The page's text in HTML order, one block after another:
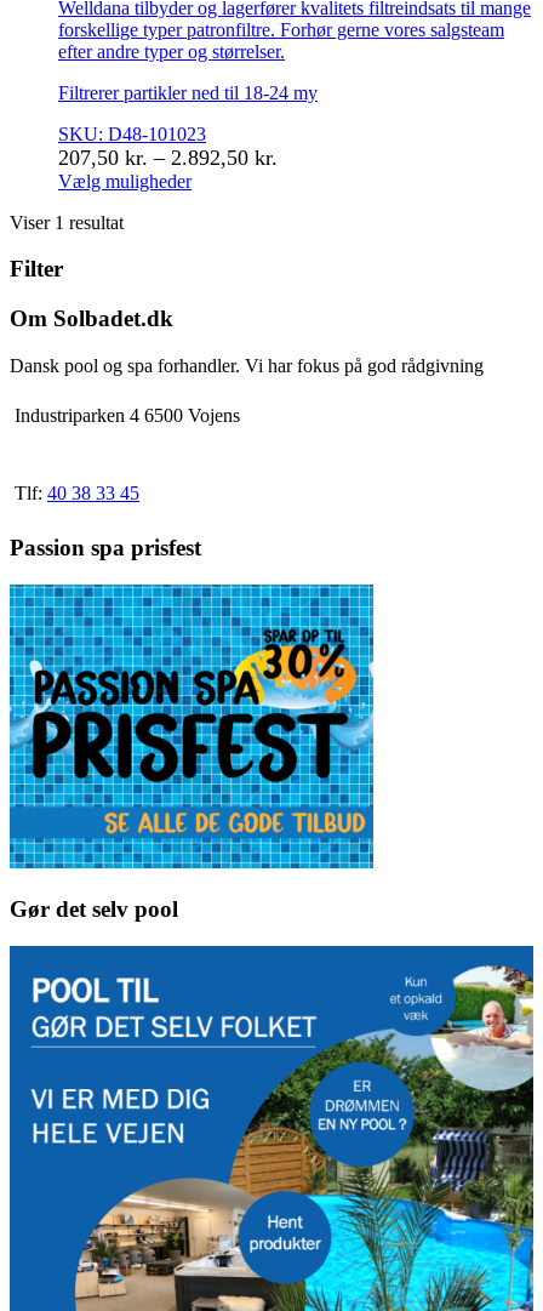
Welldana tilbyder og lagerfører kvalitets filtreindsats til mange
forskellige typer patronfiltre. Forhør gerne vores salgsteam
efter andre typer og størrelser.
Filtrerer partikler ned til 18-24 my
SKU: D48-101023
207,50 kr. – 2.892,50 kr.
Vælg muligheder
vare
flere
Mulighederne
kan
vælges
på
Viser 1 resultat
Filter
Om Solbadet.dk
Dansk pool og spa forhandler. Vi har fokus på god rådgivning
Industriparken 4 6500 Vojens
Tlf: 40 38 33 45
Passion spa prisfest
Gør det selv pool